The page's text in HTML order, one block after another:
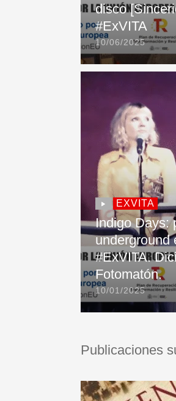
disco
#ExVITA
10/06/2025
EXVITA
Indigo Days:
underground
#ExVITA.
Fotomatón.
10/01/2025
Publicaciones